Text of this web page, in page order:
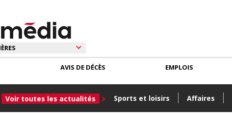
Voir toutes les actualités Sports et loisirs Affaires
AVIS DE DÉCÈS EMPLOIS